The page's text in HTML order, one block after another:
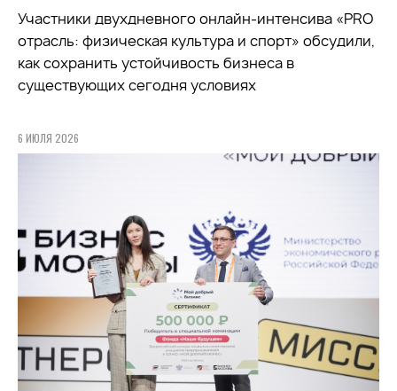
Участники двухдневного онлайн-интенсива «PRO
отрасль: физическая культура и спорт» обсудили,
как сохранить устойчивость бизнеса в
существующих сегодня условиях
6 ИЮЛЯ 2026